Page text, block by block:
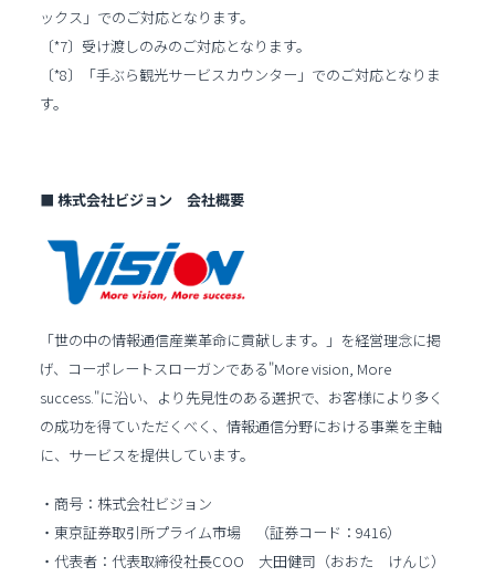
ックス」でのご対応となります。
〔*7〕受け渡しのみのご対応となります。
〔*8〕「手ぶら観光サービスカウンター」でのご対応となりま
す。
■ 株式会社ビジョン 会社概要
「世の中の情報通信産業革命に貢献します。」を経営理念に掲
げ、コーポレートスローガンである"More vision, More
success."に沿い、より先見性のある選択で、お客様により多く
の成功を得ていただくべく、情報通信分野における事業を主軸
に、サービスを提供しています。
・商号：株式会社ビジョン
・東京証券取引所プライム市場 （証券コード：9416）
・代表者：代表取締役社長COO 大田健司（おおた けんじ）